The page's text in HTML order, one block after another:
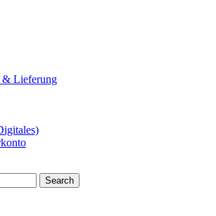
& Lieferung
Search